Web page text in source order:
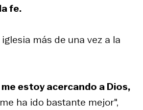
fe.
más de una vez a la
estoy acercando a Dios,
ha ido bastante mejor",